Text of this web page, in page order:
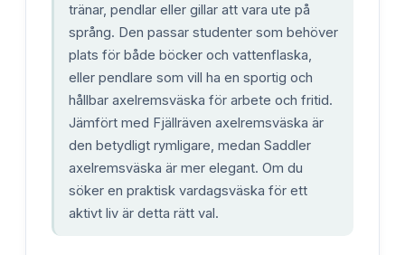
tränar, pendlar eller gillar att vara ute på
språng. Den passar studenter som behöver
plats för både böcker och vattenflaska,
eller pendlare som vill ha en sportig och
hållbar axelremsväska för arbete och fritid.
Jämfört med Fjällräven axelremsväska är
den betydligt rymligare, medan Saddler
axelremsväska är mer elegant. Om du
söker en praktisk vardagsväska för ett
aktivt liv är detta rätt val.